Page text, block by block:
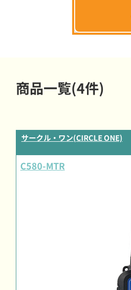
商品一覧(4件)
サークル・ワン(CIRCLE ONE)
C580-MTR